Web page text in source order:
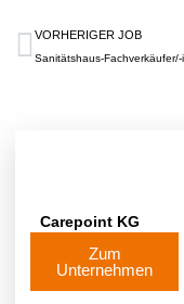
VORHERIGER JOB
Sanitätshaus-Fachverkäufer/-
Carepoint KG
Zum
Unternehmen